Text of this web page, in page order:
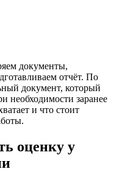
документы,
отчёт. По
документ, который
необходимости заранее
и что стоит
оценку у